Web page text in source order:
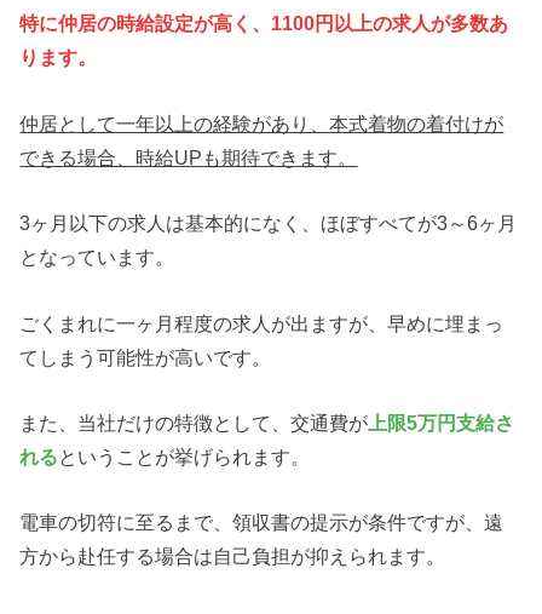
特に仲居の時給設定が高く、1100円以上の求人が多数あ
ります。
仲居として一年以上の経験があり、本式着物の着付けが
できる場合、時給UPも期待できます。
3ヶ月以下の求人は基本的になく、ほぼすべてが3～6ヶ月
となっています。
ごくまれに一ヶ月程度の求人が出ますが、早めに埋まっ
てしまう可能性が高いです。
また、当社だけの特徴として、交通費が 上限5万円支給さ
れるということが挙げられます。
電車の切符に至るまで、領収書の提示が条件ですが、遠
方から赴任する場合は自己負担が抑えられます。